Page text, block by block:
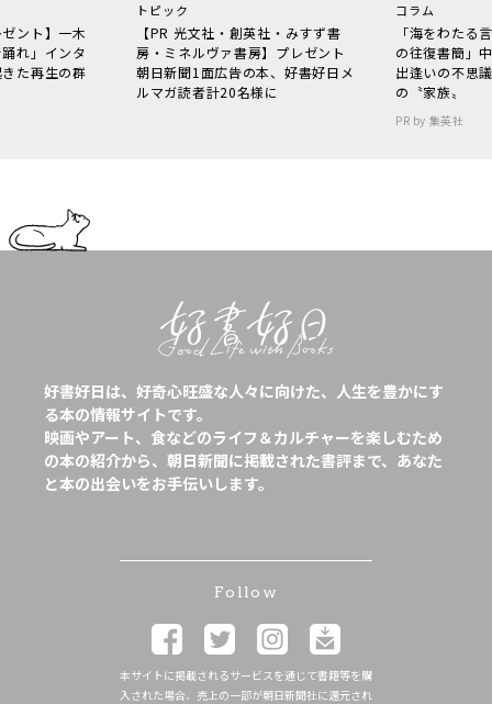
ント】一木
れ」インタ
た再生の群
トピック
【PR 光文社・創英社・みすず書
房・ミネルヴァ書房】プレゼント
朝日新聞1面広告の本、好書好日メ
ルマガ読者計20名様に
コラム
「海をわた
の往復書簡」
出逢いの不思
の〝家族〟
PR by 集英社
好書好日は、好奇心旺盛な人々に向けた、人生を豊かにす
る本の情報サイトです。
映画やアート、食などのライフ＆カルチャーを楽しむため
の本の紹介から、朝日新聞に掲載された書評まで、あなた
と本の出会いをお手伝いします。
Follow
本サイトに掲載されるサービスを通じて書籍等を購
入された場合、売上の一部が朝日新聞社に還元され